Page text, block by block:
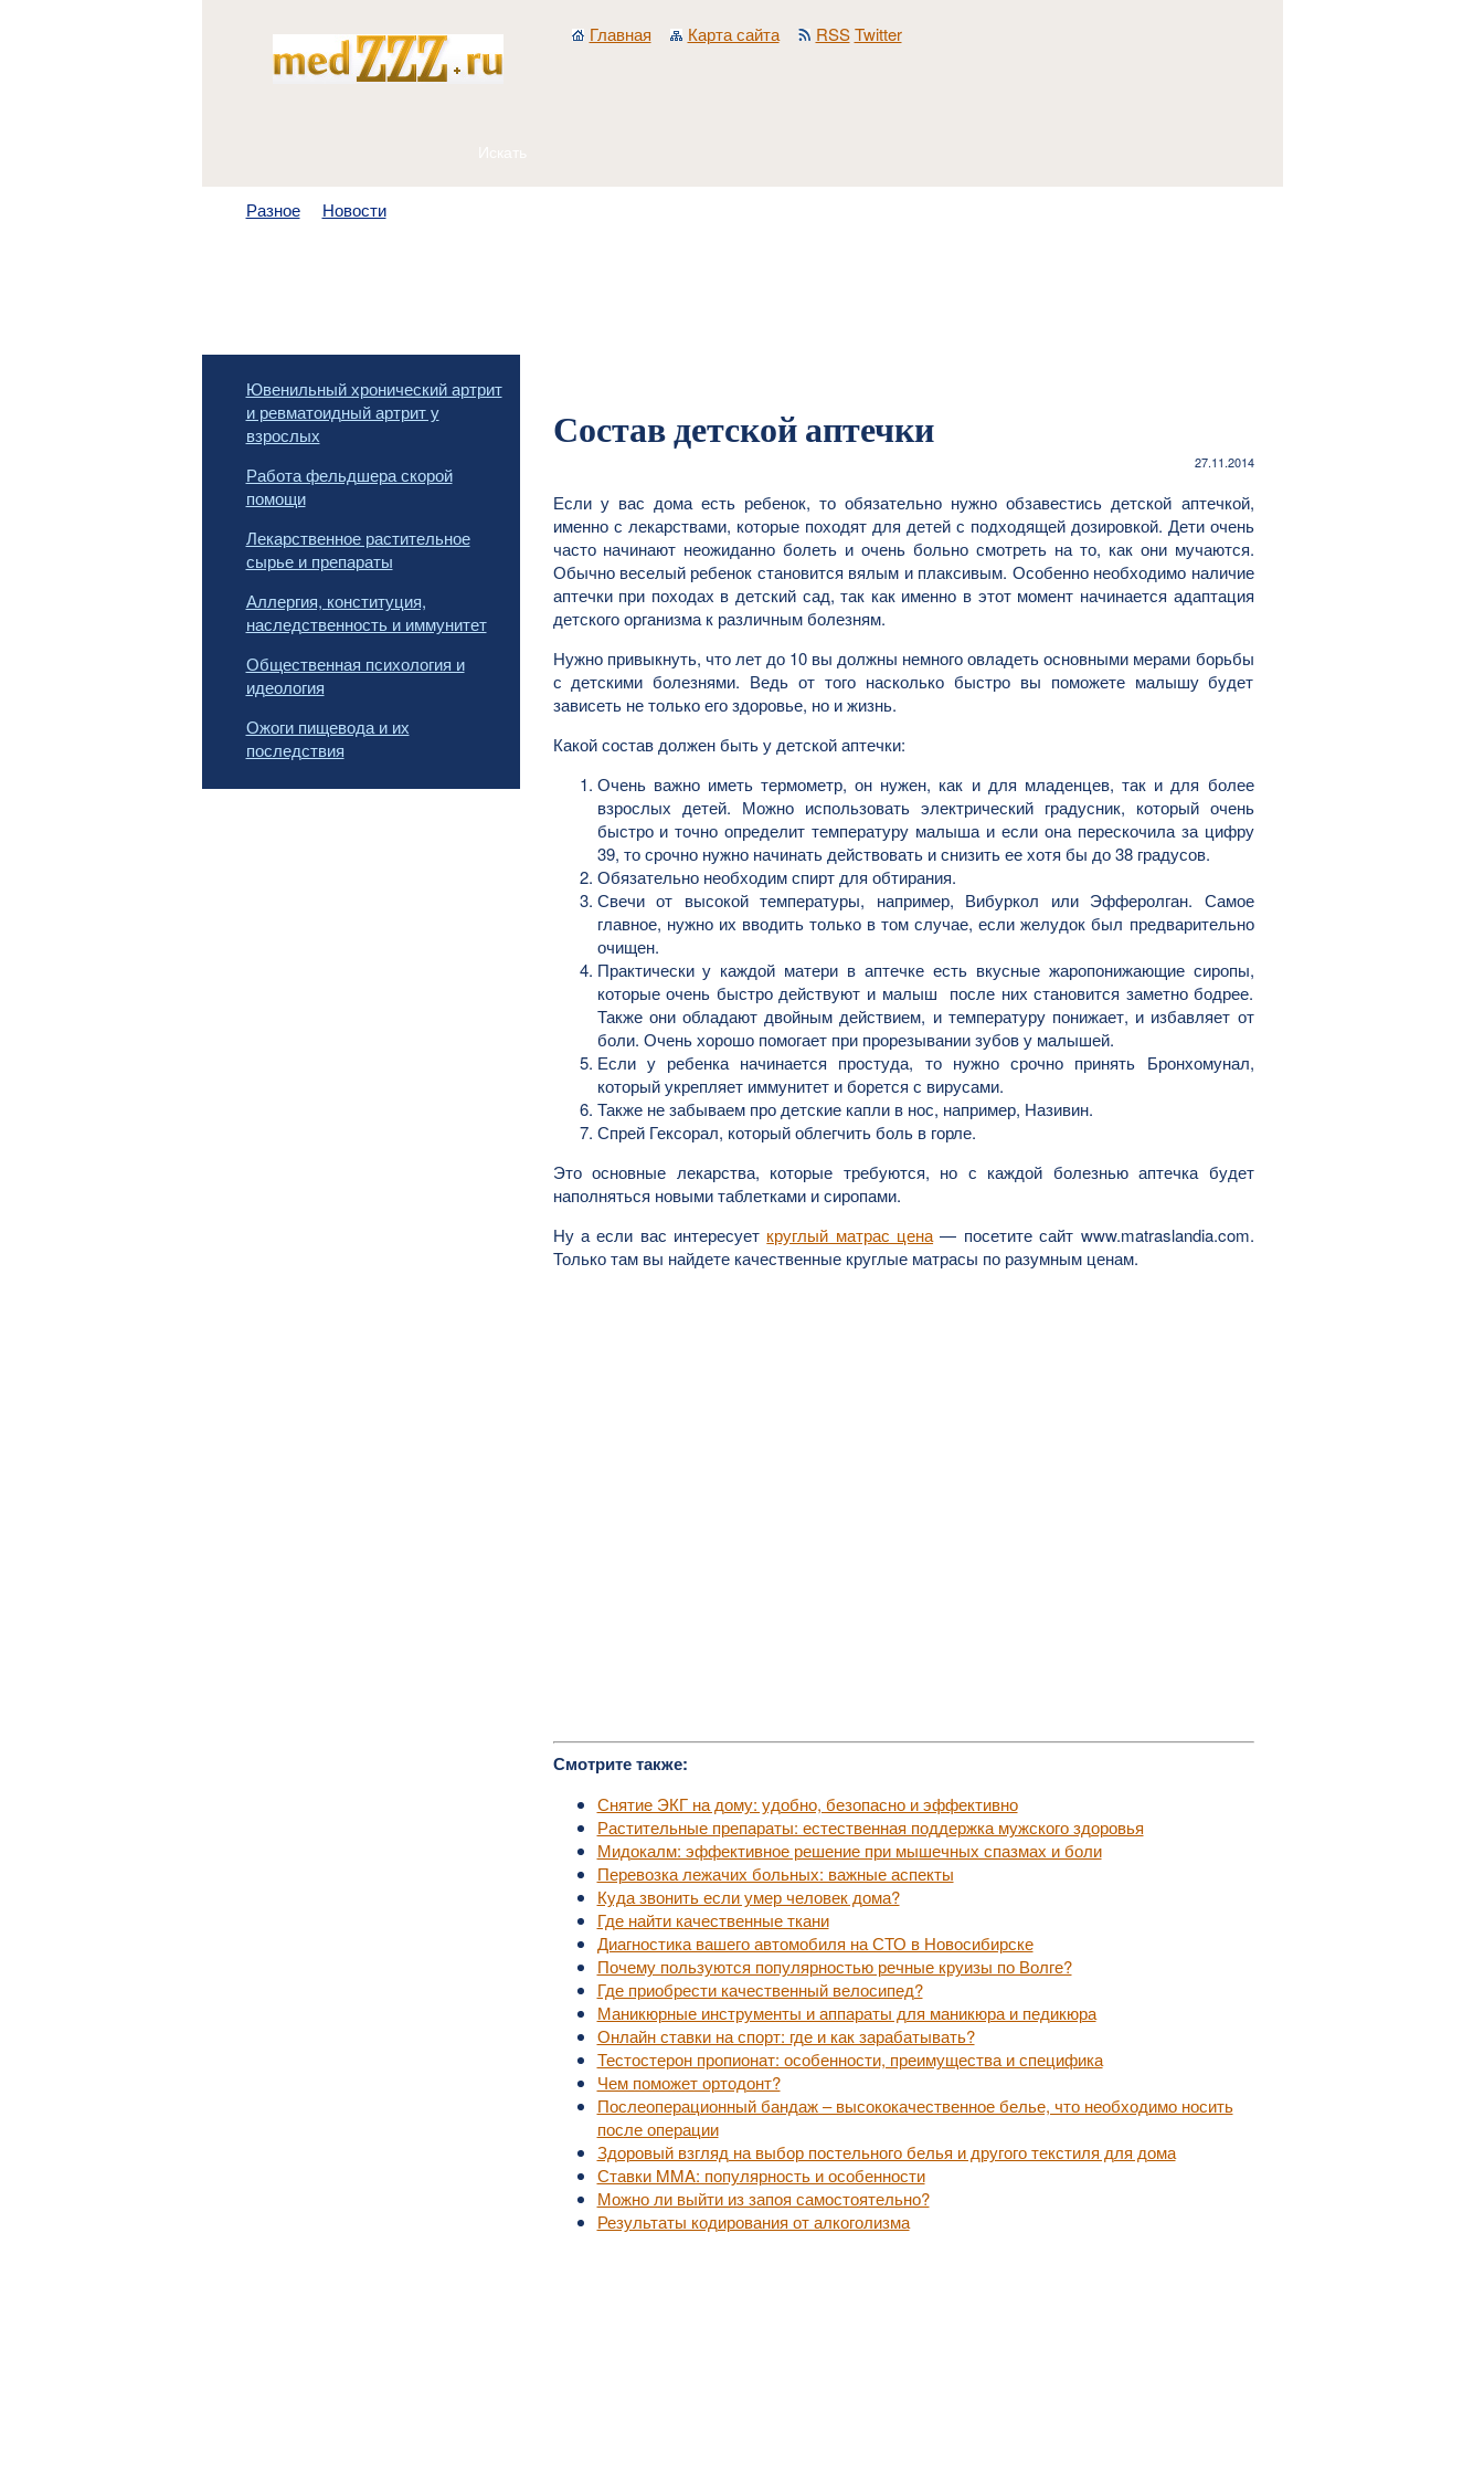
Главная Карта сайта RSS Twitter
Разное Новости
Ювенильный хронический артрит
и ревматоидный артрит у
взрослых
Работа фельдшера скорой
помощи
Лекарственное растительное
сырье и препараты
Аллергия, конституция,
наследственность и иммунитет
Общественная психология и
идеология
Ожоги пищевода и их
последствия
Состав детской аптечки
27.11.2014
Если у вас дома есть ребенок, то обязательно нужно обзавестись детской аптечкой,
именно с лекарствами, которые походят для детей с подходящей дозировкой. Дети очень
часто начинают неожиданно болеть и очень больно смотреть на то, как они мучаются.
Обычно веселый ребенок становится вялым и плаксивым. Особенно необходимо наличие
аптечки при походах в детский сад, так как именно в этот момент начинается адаптация
детского организма к различным болезням.
Нужно привыкнуть, что лет до 10 вы должны немного овладеть основными мерами борьбы
с детскими болезнями. Ведь от того насколько быстро вы поможете малышу будет
зависеть не только его здоровье, но и жизнь.
Какой состав должен быть у детской аптечки:
Очень важно иметь термометр, он нужен, как и для младенцев, так и для более
взрослых детей. Можно использовать электрический градусник, который очень
быстро и точно определит температуру малыша и если она перескочила за цифру
39, то срочно нужно начинать действовать и снизить ее хотя бы до 38 градусов.
Обязательно необходим спирт для обтирания.
Свечи от высокой температуры, например, Вибуркол или Эфферолган. Самое
главное, нужно их вводить только в том случае, если желудок был предварительно
очищен.
Практически у каждой матери в аптечке есть вкусные жаропонижающие сиропы,
которые очень быстро действуют и малыш после них становится заметно бодрее.
Также они обладают двойным действием, и температуру понижает, и избавляет от
боли. Очень хорошо помогает при прорезывании зубов у малышей.
Если у ребенка начинается простуда, то нужно срочно принять Бронхомунал,
который укрепляет иммунитет и борется с вирусами.
Также не забываем про детские капли в нос, например, Називин.
Спрей Гексорал, который облегчить боль в горле.
Это основные лекарства, которые требуются, но с каждой болезнью аптечка будет
наполняться новыми таблетками и сиропами.
Ну а если вас интересует круглый матрас цена — посетите сайт www.matraslandia.com.
Только там вы найдете качественные круглые матрасы по разумным ценам.
Смотрите также:
Снятие ЭКГ на дому: удобно, безопасно и эффективно
Растительные препараты: естественная поддержка мужского здоровья
Мидокалм: эффективное решение при мышечных спазмах и боли
Перевозка лежачих больных: важные аспекты
Куда звонить если умер человек дома?
Где найти качественные ткани
Диагностика вашего автомобиля на СТО в Новосибирске
Почему пользуются популярностью речные круизы по Волге?
Где приобрести качественный велосипед?
Маникюрные инструменты и аппараты для маникюра и педикюра
Онлайн ставки на спорт: где и как зарабатывать?
Тестостерон пропионат: особенности, преимущества и специфика
Чем поможет ортодонт?
Послеоперационный бандаж – высококачественное белье, что необходимо носить
после операции
Здоровый взгляд на выбор постельного белья и другого текстиля для дома
Ставки MMA: популярность и особенности
Можно ли выйти из запоя самостоятельно?
Результаты кодирования от алкоголизма